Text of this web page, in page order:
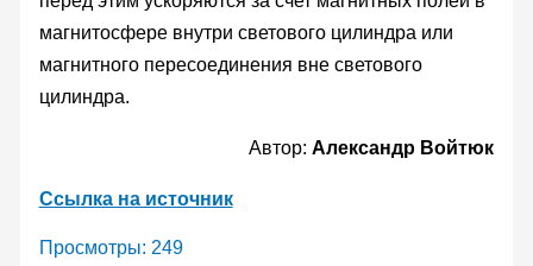
магнитосфере внутри светового цилиндра или
магнитного пересоединения вне светового
цилиндра.
Автор:Александр Войтюк
Ссылка на источник
Просмотры: 249